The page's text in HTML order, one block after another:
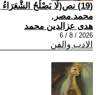
(19) نص(لَا يَصْلُحُ
محمد.مصر.
هدى عزالدين محمد
2026 / 8 / 6
الادب والفن